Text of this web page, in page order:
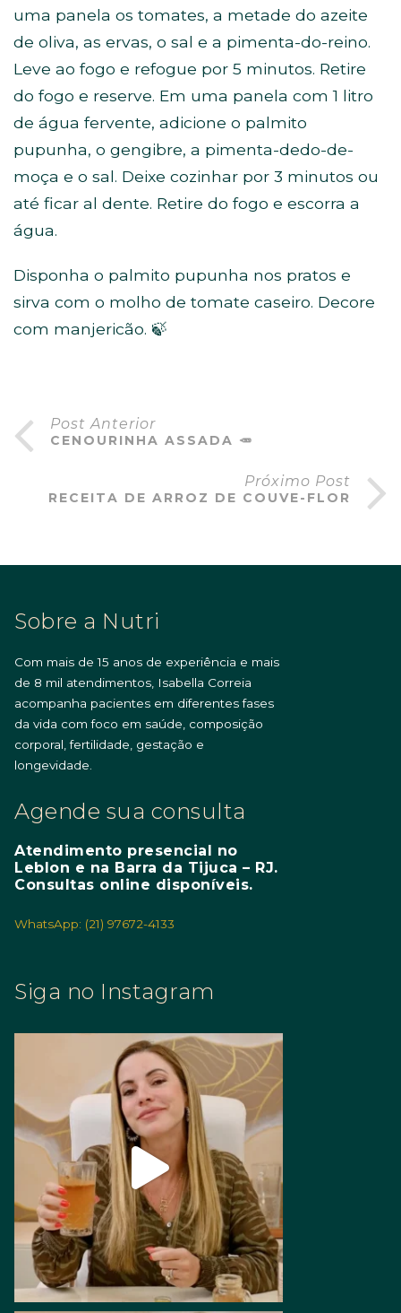
uma panela os tomates, a metade do azeite
de oliva, as ervas, o sal e a pimenta-do-reino.
Leve ao fogo e refogue por 5 minutos. Retire
do fogo e reserve. Em uma panela com 1 litro
de água fervente, adicione o palmito
pupunha, o gengibre, a pimenta-dedo-de-
moça e o sal. Deixe cozinhar por 3 minutos ou
até ficar al dente. Retire do fogo e escorra a
água.
Disponha o palmito pupunha nos pratos e
sirva com o molho de tomate caseiro. Decore
com manjericão. 🍃
Post Anterior
CENOURINHA ASSADA 🥕
Próximo Post
RECEITA DE ARROZ DE COUVE-FLOR
Sobre a Nutri
Com mais de 15 anos de experiência e mais
de 8 mil atendimentos, Isabella Correia
acompanha pacientes em diferentes fases
da vida com foco em saúde, composição
corporal, fertilidade, gestação e
longevidade.
Agende sua consulta
Atendimento presencial no
Leblon e na Barra da Tijuca – RJ.
Consultas online disponíveis.
WhatsApp: (21) 97672-4133
Siga no Instagram